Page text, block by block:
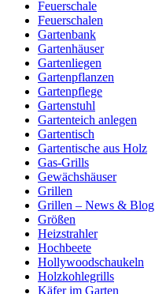
Feuerschale
Feuerschalen
Gartenbank
Gartenhäuser
Gartenliegen
Gartenpflanzen
Gartenpflege
Gartenstuhl
Gartenteich anlegen
Gartentisch
Gartentische aus Holz
Gas-Grills
Gewächshäuser
Grillen
Grillen – News & Blog
Größen
Heizstrahler
Hochbeete
Hollywoodschaukeln
Holzkohlegrills
Käfer im Garten